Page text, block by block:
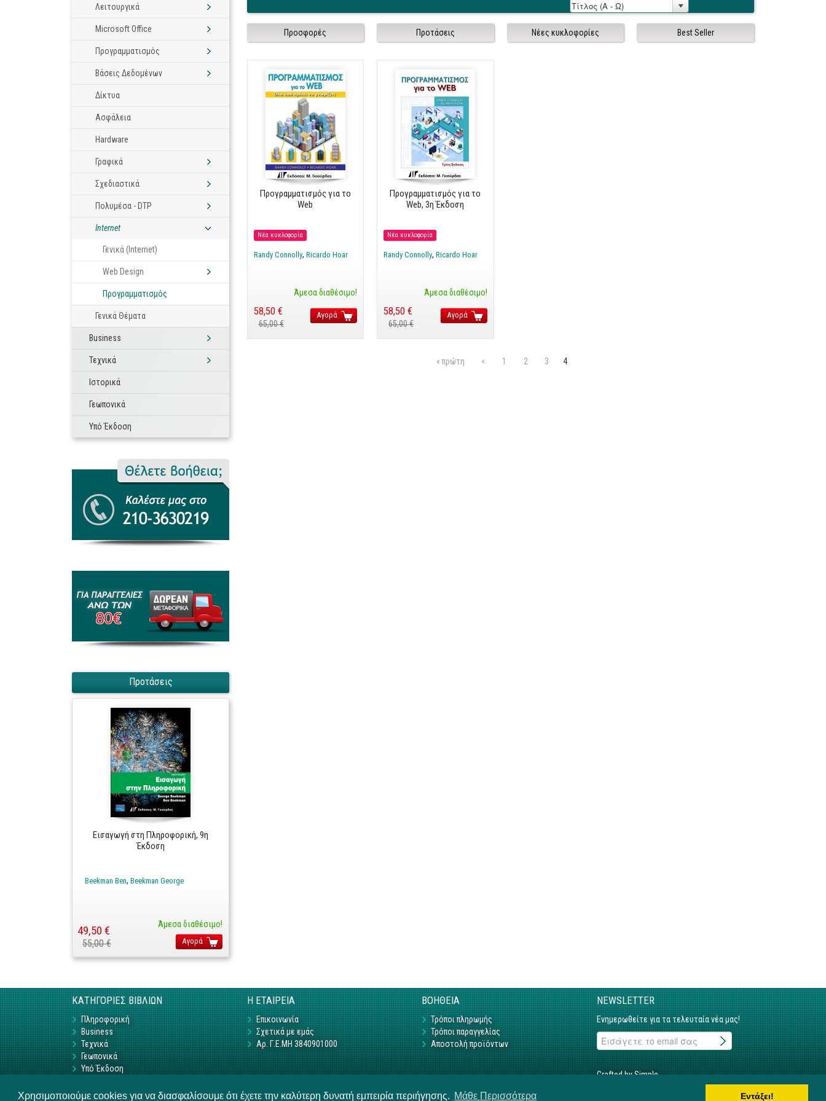
Χρησιμοποιούμε cookies για να διασφαλίσουμε ότι έχετε την καλύτερη δυνατή εμπειρία περιήγησης. Μάθε Περισσότερα Εντάξει!
Λειτουργικά
Microsoft Office
Προγραμματισμός
Βάσεις Δεδομένων
Δίκτυα
Ασφάλεια
Hardware
Γραφικά
Σχεδιαστικά
Πολυμέσα - DTP
Internet
Γενικά (Internet)
Web Design
Προγραμματισμός
Γενικά Θέματα
Business
Τεχνικά
Ιστορικά
Γεωπονικά
Υπό Έκδοση
Προτάσεις
Εισαγωγή στη Πληροφορική, 9η
Έκδοση
Beekman Ben Beekman George
49,50 €
55,00 €
Άμεσα διαθέσιμο!
Αγορά
Προσφορές Προτάσεις Νέες κυκλοφορίες Best Seller
Προγραμματισμός για το
Web
Νέα κυκλοφορία
Randy Connolly Ricardo Hoar
Άμεσα διαθέσιμο!
58,50 €
65,00 €
Αγορά
Προγραμματισμός για το
Web, 3η Έκδοση
Νέα κυκλοφορία
Randy Connolly Ricardo Hoar
Άμεσα διαθέσιμο!
58,50 €
65,00 €
Αγορά
« πρώτη < 1 2 3 4
ΚΑΤΗΓΟΡΙΕΣ ΒΙΒΛΙΩΝ
Πληροφορική
Business
Τεχνικά
Γεωπονικά
Υπό Έκδοση
Η ΕΤΑΙΡΕΙΑ
Επικοινωνία
Σχετικά με εμάς
Αρ. Γ.Ε.ΜΗ 3840901000
ΒΟΗΘΕΙΑ
Τρόποι πληρωμής
Τρόποι παραγγελίας
Αποστολή προϊόντων
NEWSLETTER
Ενημερωθείτε για τα τελευταία νέα μας!
Crafted by Simple